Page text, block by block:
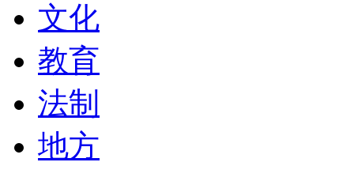
文化
教育
法制
地方